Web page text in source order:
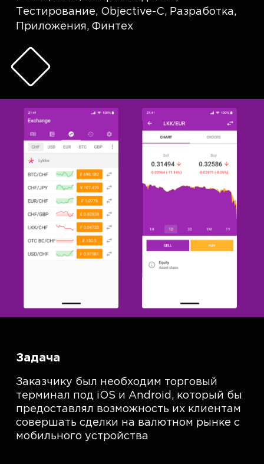
Тестирование, Objective-C, Разработка,
Приложения,Финтех
Задача
Заказчику был необходим торговый
терминал под iOS и Android, который бы
предоставлял возможность их клиентам
совершать сделки на валютном рынке с
мобильного устройства